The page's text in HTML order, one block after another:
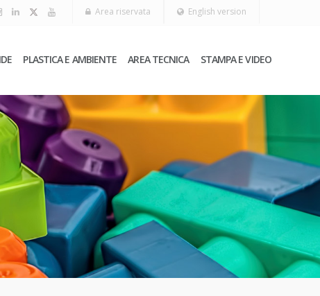
English version
Area riservata
PLASTICA E AMBIENTE AREA TECNICA STAMPA E VIDEO